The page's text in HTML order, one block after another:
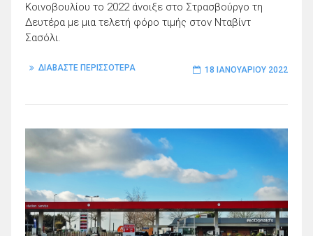
Κοινοβουλίου το 2022 άνοιξε στο Στρασβούργο τη
Δευτέρα με μια τελετή φόρο τιμής στον Νταβίντ
Σασόλι.
ΔΙΑΒΑΣΤΕ ΠΕΡΙΣΣΟΤΕΡΑ 18 ΙΑΝΟΥΑΡΊΟΥ 2022